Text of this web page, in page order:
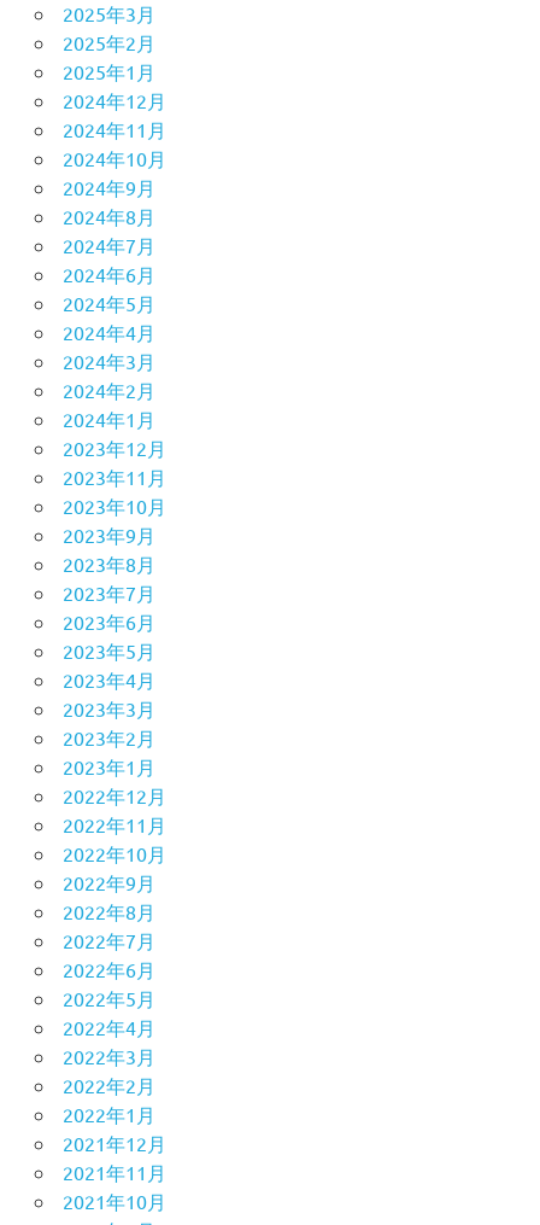
2025年3月
2025年2月
2025年1月
2024年12月
2024年11月
2024年10月
2024年9月
2024年8月
2024年7月
2024年6月
2024年5月
2024年4月
2024年3月
2024年2月
2024年1月
2023年12月
2023年11月
2023年10月
2023年9月
2023年8月
2023年7月
2023年6月
2023年5月
2023年4月
2023年3月
2023年2月
2023年1月
2022年12月
2022年11月
2022年10月
2022年9月
2022年8月
2022年7月
2022年6月
2022年5月
2022年4月
2022年3月
2022年2月
2022年1月
2021年12月
2021年11月
2021年10月